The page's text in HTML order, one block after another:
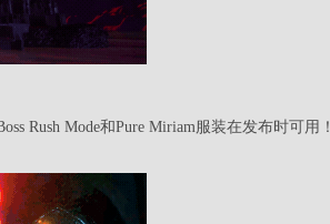
Rush Mode和Pure Miriam服装在发布时可用！